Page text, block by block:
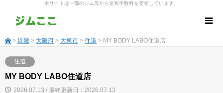
本サイトは一部のジム等から送客手数料を受領しています。
> 近畿 > 大阪府 > 大東市 > 住道 > MY BODY LABO住道店
住道
MY BODY LABO住道店
2026.07.13 / 最終更新日：2026.07.13